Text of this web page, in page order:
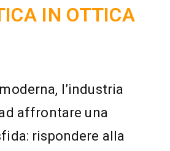
IN OTTICA
l’industria
affrontare una
rispondere alla